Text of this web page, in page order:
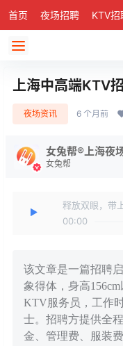
首页 夜场招聘 KTV招
上海中高端KTV
夜场资讯 6 个月前
女兔帮®上海夜
女兔帮
释放双眼，带
00:00
该文章是一篇招聘
象得体，身高
KTV服务员，工作
士。招聘方提供全
金、管理费、服装